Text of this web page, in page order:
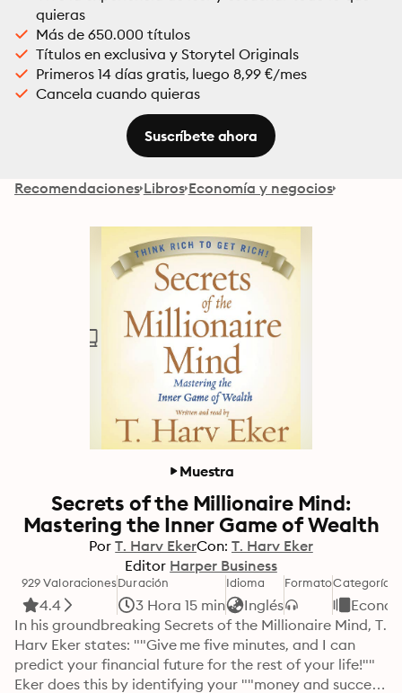
quieras
Más de 650.000 títulos
Títulos en exclusiva y Storytel Originals
Primeros 14 días gratis, luego 8,99 €/mes
Cancela cuando quieras
Suscríbete ahora
Recomendaciones Libros Economía y negocios
Muestra
Secrets of the Millionaire Mind:
Mastering the Inner Game of Wealth
Por T. Harv EkerCon: T. Harv Eker
Editor Harper Business
929 Valoraciones
4.4
Duración
3 Hora 15 min
Idioma
Inglés
FormatoCategoría
In his groundbreaking Secrets of the Millionaire Mind, T.
Harv Eker states: ""Give me five minutes, and I can
predict your financial future for the rest of your life!""
Eker does this by identifying your ""money and success